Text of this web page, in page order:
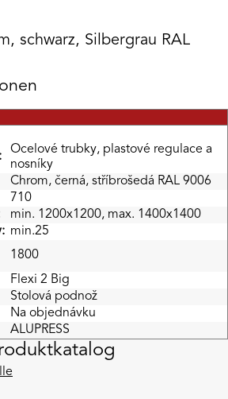
schwarz, Silbergrau RAL
Ocelové trubky, plastové regulace a
nosníky
Chrom, černá, stříbrošedá RAL 9006
710
min. 1200x1200, max. 1400x1400
min.25
1800
Flexi 2 Big
Stolová podnož
Na objednávku
ALUPRESS